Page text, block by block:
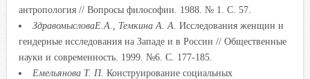
антропология // Вопросы философии. 1988. № 1. С. 57.
ЗдравомысловаЕ.А., Темкина А. А. Исследования женщин и
гендерные исследования на Западе и в России // Общественные
науки и современность. 1999. №6. С. 177-185.
Емельянова Т. П. Конструирование социальных